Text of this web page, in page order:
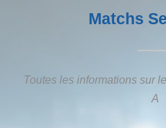
Matchs
Toutes les informations sur
A